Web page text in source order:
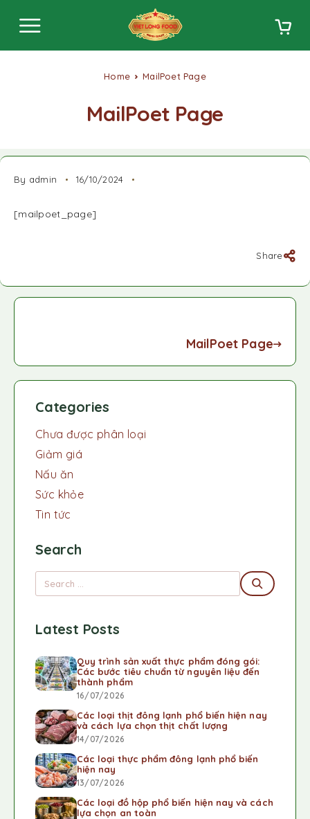
Home MailPoet Page
MailPoet Page
By admin 16/10/2024
[mailpoet_page]
Share
MailPoet Page
Categories
Chưa được phân loại
Giảm giá
Nấu ăn
Sức khỏe
Tin tức
Search
Latest Posts
Quy trình sản xuất thực phẩm đóng gói:
Các bước tiêu chuẩn từ nguyên liệu đến
thành phẩm
16/07/2026
Các loại thịt đông lạnh phổ biến hiện nay
và cách lựa chọn thịt chất lượng
14/07/2026
Các loại thực phẩm đông lạnh phổ biến
hiện nay
13/07/2026
Các loại đồ hộp phổ biến hiện nay và cách
lựa chọn an toàn